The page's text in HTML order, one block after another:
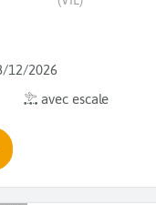
12/2026
avec escale